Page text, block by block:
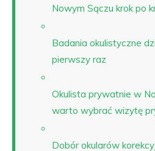
Nowym Sączu krok po
Badania okulistyczne
pierwszy raz
Okulista prywatnie w
warto wybrać wizytę
Dobór okularów